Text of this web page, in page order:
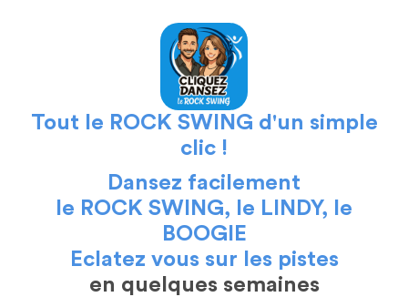
Tout le ROCK SWING d'un simple
clic !
Dansez facilement
le ROCK SWING, le LINDY, le
BOOGIE
Eclatez vous sur les pistes
en quelques semaines